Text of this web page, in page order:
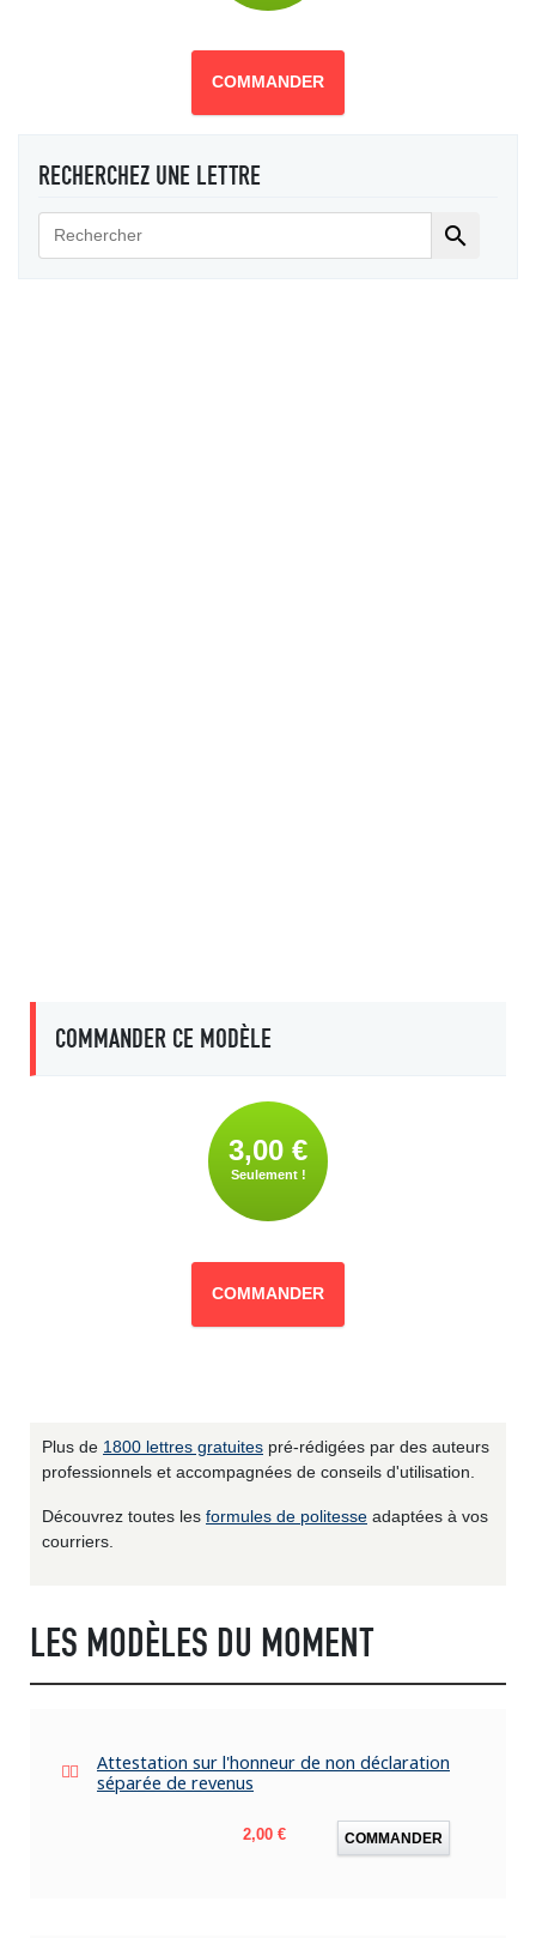
COMMANDER
RECHERCHEZ UNE LETTRE

COMMANDER CE MODÈLE
3,00 €
Seulement !
COMMANDER
Plus de 1800 lettres gratuites pré-rédigées par des auteurs
professionnels et accompagnées de conseils d'utilisation.
Découvrez toutes les formules de politesse adaptées à vos
courriers.
LES MODÈLES DU MOMENT
Attestation sur l'honneur de non déclaration
séparée de revenus
Prix
2,00 € COMMANDER